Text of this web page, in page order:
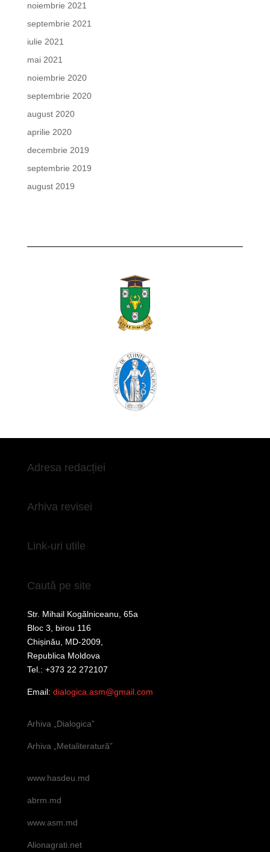
noiembrie 2021
septembrie 2021
iulie 2021
mai 2021
noiembrie 2020
septembrie 2020
august 2020
aprilie 2020
decembrie 2019
septembrie 2019
august 2019
Adresa redacției
Arhiva revisei
Link-uri utile
Caută pe site
Str. Mihail Kogălniceanu, 65a
Bloc 3, birou 116
Chișinău, MD-2009,
Republica Moldova
Tel.: +373 22 272107
Email: dialogica.asm@gmail.com
Arhiva „Dialogica”
Arhiva „Metaliteratură”
www.hasdeu.md
abrm.md
www.asm.md
Alionagrati.net